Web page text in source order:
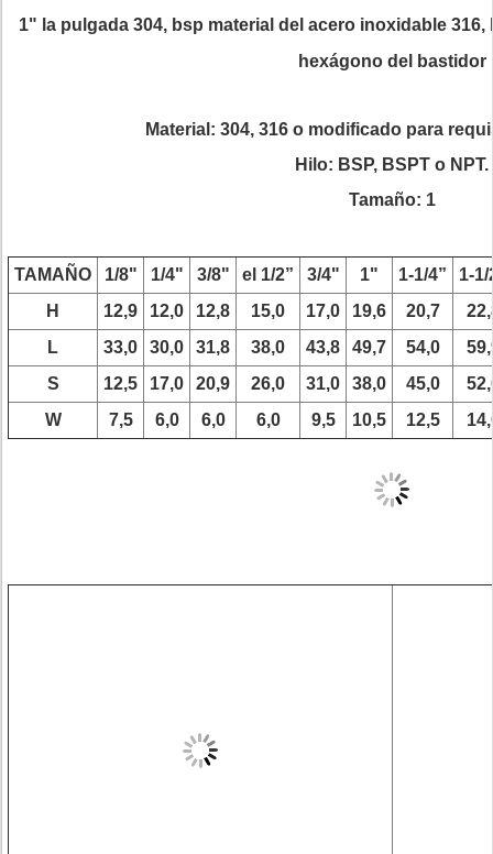
1" la pulgada 304, bsp material del acero inoxidable
hexágono del bastidor
Material: 304, 316 o modificado para
Hilo: BSP, BSPT o NPT.
Tamaño: 1
TAMAÑO 1/8" 1/4" 3/8" el 1/2” 3/4" 1" 1-1/4”
1-1/
H
12,9 12,0 12,8 15,0 17,0 19,6 20,7
L
33,0 30,0 31,8 38,0 43,8 49,7 54,0
S
12,5 17,0 20,9 26,0 31,0 38,0 45,0
W
7,5 6,0 6,0 6,0 9,5 10,5 12,5